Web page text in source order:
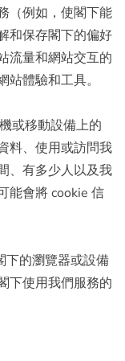
（例如，使閣下能
和保存閣下的偏好
流量和網站交互的
體驗和工具。
或移動設備上的
料、使用或訪問我
、有多少人以及我
能會將 cookie 信
下的瀏覽器或設備
下使用我們服務的